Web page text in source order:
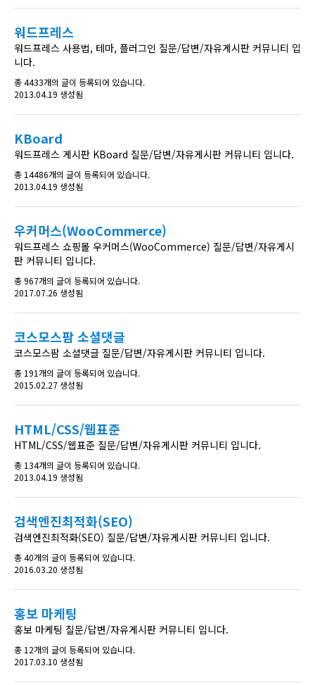
워드프레스
워드프레스 사용법, 테마, 플러그인 질문/답변/자유게시판 커뮤니티 입
니다.
총 4433개의 글이 등록되어 있습니다.
2013.04.19 생성됨
KBoard
워드프레스 게시판 KBoard 질문/답변/자유게시판 커뮤니티 입니다.
총 14486개의 글이 등록되어 있습니다.
2013.04.19 생성됨
우커머스(WooCommerce)
워드프레스 쇼핑몰 우커머스(WooCommerce) 질문/답변/자유게시
판 커뮤니티 입니다.
총 967개의 글이 등록되어 있습니다.
2017.07.26 생성됨
코스모스팜 소셜댓글
코스모스팜 소셜댓글 질문/답변/자유게시판 커뮤니티 입니다.
총 191개의 글이 등록되어 있습니다.
2015.02.27 생성됨
HTML/CSS/웹표준
HTML/CSS/웹표준 질문/답변/자유게시판 커뮤니티 입니다.
총 134개의 글이 등록되어 있습니다.
2013.04.19 생성됨
검색엔진최적화(SEO)
검색엔진최적화(SEO) 질문/답변/자유게시판 커뮤니티 입니다.
총 40개의 글이 등록되어 있습니다.
2016.03.20 생성됨
홍보 마케팅
홍보 마케팅 질문/답변/자유게시판 커뮤니티 입니다.
총 12개의 글이 등록되어 있습니다.
2017.03.10 생성됨